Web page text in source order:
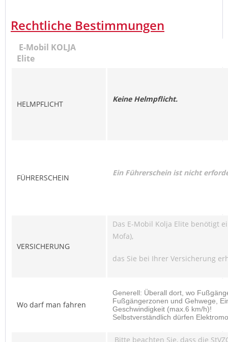
Rechtliche Bestimmungen
E-Mobil KOLJA
Elite
HELMPFLICHT
Keine Helmpflicht.
FÜHRERSCHEIN
Ein Führerschein ist nicht
VERSICHERUNG
Das E-Mobil Kolja Elite benötigt
Mofa),
das Sie bei Ihrer Versicherung
Wo darf man fahren
Generell: Überall dort, wo
Fußgängerzonen und Gehwege,
Geschwindigkeit (max.6 km/h)!
Selbstverständlich dürfen
Bitte beachten Sie, dass die